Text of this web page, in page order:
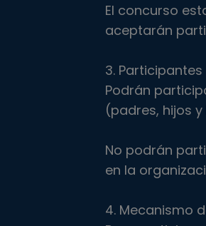
El concurso
aceptarán
3. Participantes
Podrán
(padres, hijos
No podrán
en la
4. Mecanismo